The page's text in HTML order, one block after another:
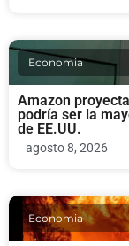
Economia
Amazon
podría ser la
de EE.UU.
agosto 8, 2026
Economia